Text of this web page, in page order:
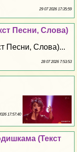
29 07 2026 17:35:59
Песни, Слова)
Песни, Слова)...
28 07 2026 7:53:53
17:57:40
(Текст